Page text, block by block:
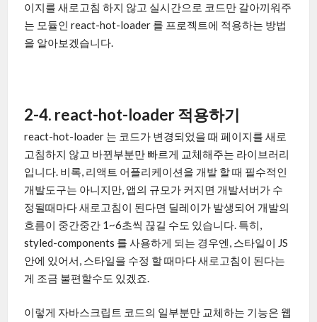
이지를 새로고침 하지 않고 실시간으로 코드만 갈아끼워주
는 모듈인 react-hot-loader 를 프로젝트에 적용하는 방법
을 알아보겠습니다.
2-4. react-hot-loader 적용하기
react-hot-loader 는 코드가 변경되었을 때 페이지를 새로
고침하지 않고 바뀐부분만 빠르게 교체해주는 라이브러리
입니다. 비록, 리액트 어플리케이션을 개발 할 때 필수적인
개발도구는 아니지만, 앱의 규모가 커지면 개발서버가 수
정될때마다 새로고침이 된다면 딜레이가 발생되어 개발의
흐름이 중간중간 1~6초씩 끊길 수도 있습니다. 특히,
styled-components 를 사용하게 되는 경우엔, 스타일이 JS
안에 있어서, 스타일을 수정 할 때마다 새로고침이 된다는
게 조금 불편할수도 있겠죠.
이렇게 자바스크립트 코드의 일부분만 교체하는 기능은 웹